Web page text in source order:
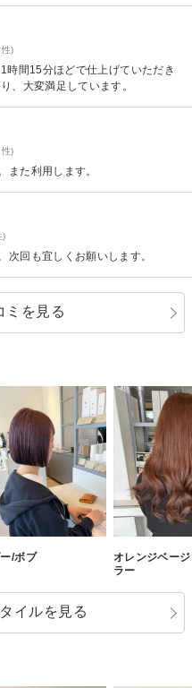
)
時間15分ほどで仕上げていただき
、大変満足しています。
)
また利用します。
)
回も宜しくお願いします。
ミを見る
/ボブ
オレンジベー
ラー
イルを見る